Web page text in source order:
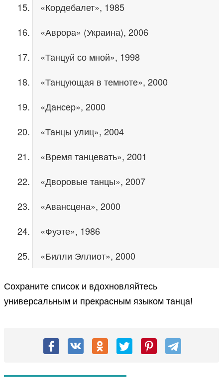
«Кордебалет», 1985
«Аврора» (Украина), 2006
«Танцуй со мной», 1998
«Танцующая в темноте», 2000
«Дансер», 2000
«Танцы улиц», 2004
«Время танцевать», 2001
«Дворовые танцы», 2007
«Авансцена», 2000
«Фуэте», 1986
«Билли Эллиот», 2000
Сохраните список и вдохновляйтесь
универсальным и прекрасным языком танца!